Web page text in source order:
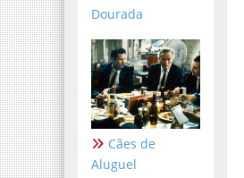
Dourada
Cães de
Aluguel